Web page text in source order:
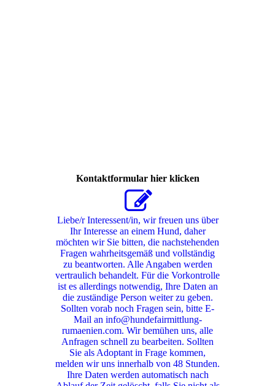
Kontaktformular hier klicken
Liebe/r Interessent/in, wir freuen uns über
Ihr Interesse an einem Hund, daher
möchten wir Sie bitten, die nachstehenden
Fragen wahrheitsgemäß und vollständig
zu beantworten. Alle Angaben werden
vertraulich behandelt. Für die Vorkontrolle
ist es allerdings notwendig, Ihre Daten an
die zuständige Person weiter zu geben.
Sollten vorab noch Fragen sein, bitte E-
Mail an info@hundefairmittlung-
rumaenien.com. Wir bemühen uns, alle
Anfragen schnell zu bearbeiten. Sollten
Sie als Adoptant in Frage kommen,
melden wir uns innerhalb von 48 Stunden.
Ihre Daten werden automatisch nach